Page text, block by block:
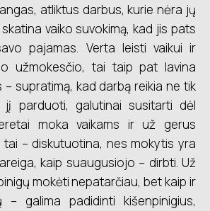
atliktus darbus, kurie nėra jų
vaiko suvokimą, kad jis pats
pajamas. Verta leisti vaikui ir
užmokesčio, tai taip pat lavina
supratimą, kad darbą reikia ne tik
parduoti, galutinai susitarti dėl
moka vaikams ir už gerus
tai – diskutuotina, nes mokytis yra
kaip suaugusiojo – dirbti. Už
mokėti nepatarčiau, bet kaip ir
– galima padidinti kišenpinigius,